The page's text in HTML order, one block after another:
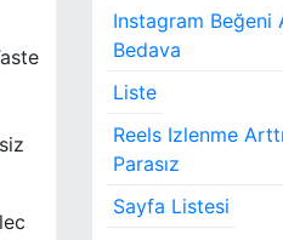
Instagram Beğeni
Bedava
Liste
Reels Izlenme
Parasız
Sayfa Listesi